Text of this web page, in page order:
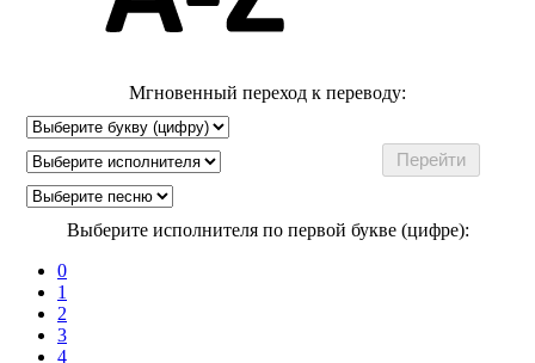
Мгновенный переход к переводу:
Выберите исполнителя по первой букве (цифре):
0
1
2
3
4